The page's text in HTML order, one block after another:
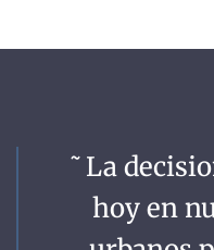
˜La
hoy en